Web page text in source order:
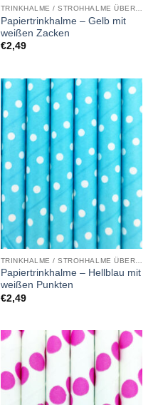
TRINKHALME / STROHHALME ÜBERSICHT
Papiertrinkhalme – Gelb mit
weißen Zacken
€2,49
Papiertrinkhalme – Hellblau mit
weißen Punkten
€2,49